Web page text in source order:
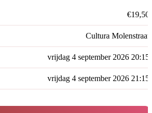
€19,50
Cultura Molenstraat
vrijdag 4 september 2026 20:15
vrijdag 4 september 2026 21:15